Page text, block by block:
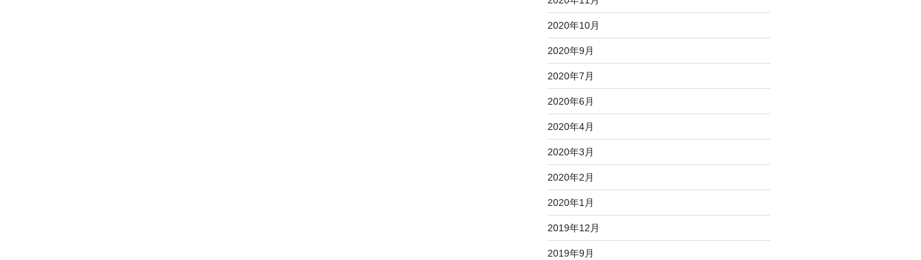
2020年10月
2020年9月
2020年7月
2020年6月
2020年4月
2020年3月
2020年2月
2020年1月
2019年12月
2019年9月